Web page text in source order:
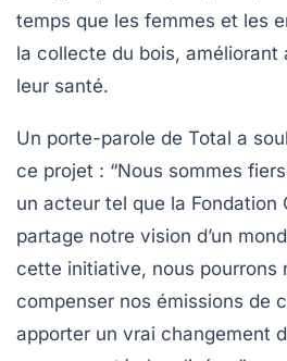
temps que les femmes et les
la collecte du bois, améliorant
leur santé.
Un porte-parole de Total a
ce projet : “Nous sommes
un acteur tel que la Fondation
partage notre vision d’un
cette initiative, nous pourrons
compenser nos émissions de
apporter un vrai changement